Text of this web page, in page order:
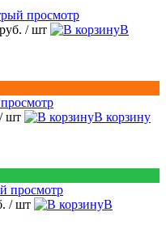
просмотр
/ шт
В
/ шт
В корзину
просмотр
/ шт
В